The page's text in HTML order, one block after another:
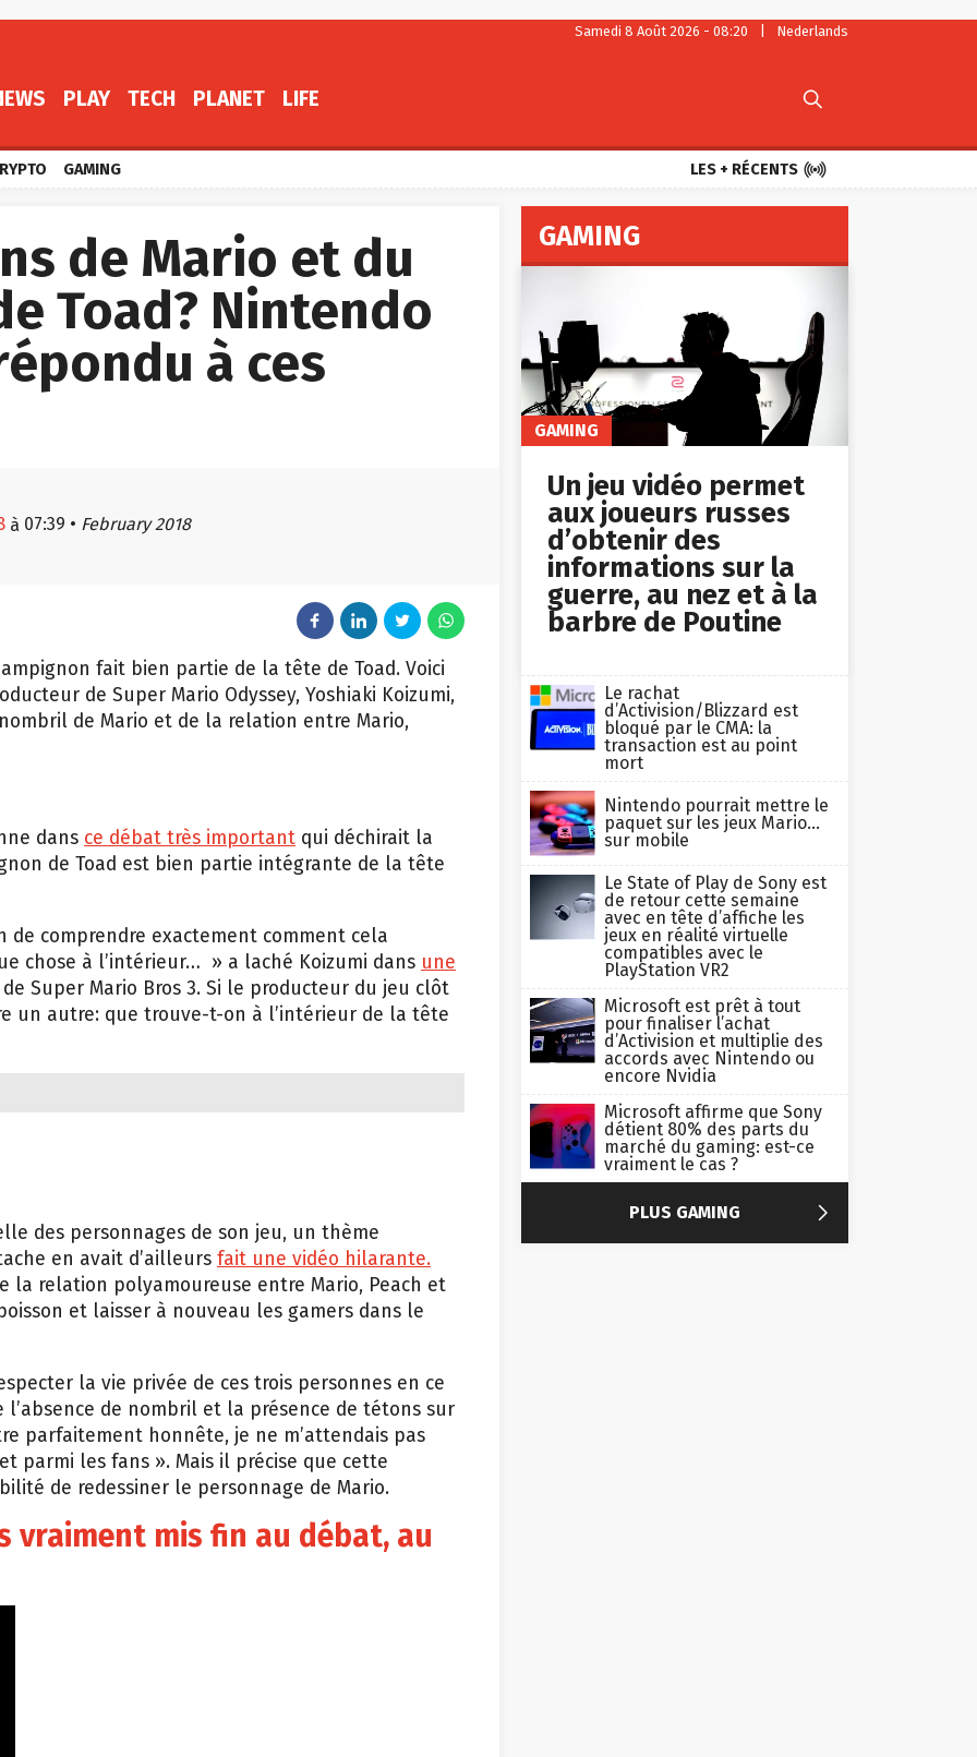
Samedi 8 Août 2026 - 08:20 | Nederlands
PLAY TECH PLANET LIFE 
LES + RÉCENTS 
de Mario et du
Toad? Nintendo
à ces
à 07:39 February 2018
fait bien partie de la tête de Toad. Voici
de Super Mario Odyssey, Yoshiaki Koizumi,
de Mario et de la relation entre Mario,
dans ce débat très important
qui déchirait la
de Toad est bien partie intégrante de la tête
de comprendre exactement comment cela
chose à l’intérieur… » a laché Koizumi dans
Super Mario Bros 3. Si le producteur du jeu clôt
un autre: que trouve-t-on à l’intérieur de la tête
des personnages de son jeu, un thème
en avait d’ailleurs fait une vidéo hilarante.
la relation polyamoureuse entre Mario, Peach et
et laisser à nouveau les gamers dans le
la vie privée de ces trois personnes en ce
de nombril et la présence de tétons sur
parfaitement honnête, je ne m’attendais pas
parmi les fans ». Mais il précise que cette
de redessiner le personnage de Mario.
vraiment mis fin au débat, au
GAMING
GAMING
Un jeu vidéo permet
aux joueurs russes
d’obtenir des
informations sur la
guerre, au nez et à la
barbre de Poutine
Le rachat
d’Activision/Blizzard est
bloqué par le CMA: la
transaction est au point
mort
Nintendo pourrait mettre le
paquet sur les jeux Mario…
sur mobile
Le State of Play de Sony est
de retour cette semaine
avec en tête d’affiche les
jeux en réalité virtuelle
compatibles avec le
PlayStation VR2
Microsoft est prêt à tout
pour finaliser l’achat
d’Activision et multiplie des
accords avec Nintendo ou
encore Nvidia
Microsoft affirme que Sony
détient 80% des parts du
marché du gaming: est-ce
vraiment le cas ?
